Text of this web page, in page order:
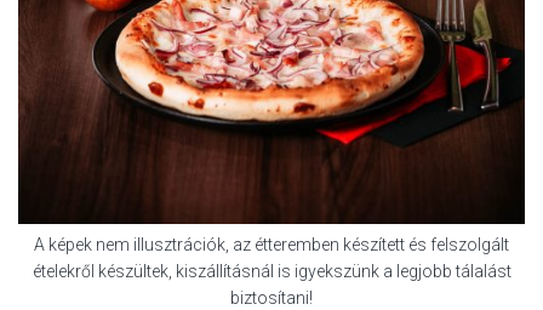
A képek nem illusztrációk, az étteremben készített és felszolgált
ételekről készültek, kiszállításnál is igyekszünk a legjobb tálalást
biztosítani!